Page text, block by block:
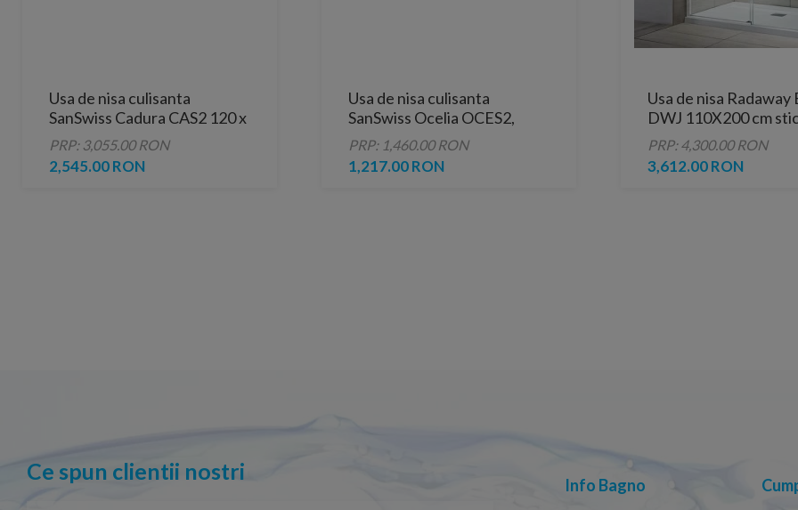
Usa de nisa culisanta
SanSwiss Cadura CAS2 120 x
H200 cm profil negru mat
PRP: 3,055.00 RON
2,545.00 RON
Usa de nisa culisanta
SanSwiss Ocelia OCES2,
140XH190 cm
PRP: 1,460.00 RON
1,217.00 RON
Usa de nisa Radaway
DWJ 110X200 cm
transparenta
PRP: 4,300.00 RON
3,612.00 RON
Ce spun clientii nostri
Info Bagno